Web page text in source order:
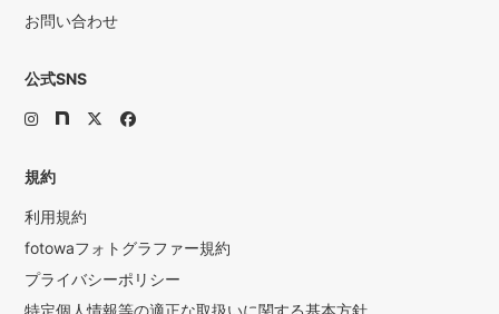
お問い合わせ
公式SNS
規約
利用規約
fotowaフォトグラファー規約
プライバシーポリシー
特定個人情報等の適正な取扱いに関する基本方針